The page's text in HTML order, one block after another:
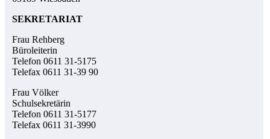
SEKRETARIAT
Frau Rehberg
Büroleiterin
Telefon 0611 31-5175
Telefax 0611 31-39 90
Frau Völker
Schulsekretärin
Telefon 0611 31-5177
Telefax 0611 31-3990